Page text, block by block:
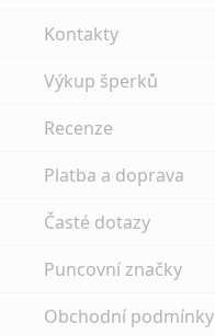
Kontakty
Výkup šperků
Recenze
Platba a doprava
Časté dotazy
Puncovní značky
Obchodní podmínky